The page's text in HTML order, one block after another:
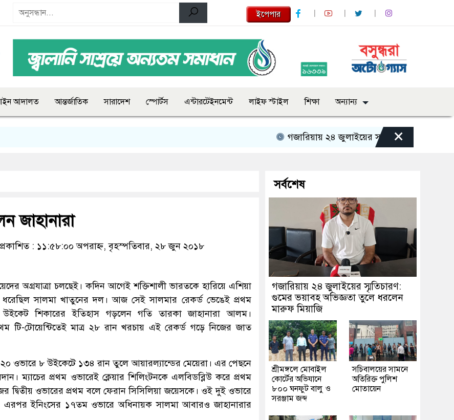
ইপেপার
আদালত আন্তর্জাতিক সারাদেশ স্পোর্টস এন্টারটেইনমেন্ট লাইফ স্টাইল শিক্ষা অন্যান্য
গজারিয়ায় ২৪ জুলাইয়ের স্মৃতিচারণ: গুমের ভয়াবহ
×
জাহানারা
প্রকাশিত : ১১:৫৮:০০ অপরাহ্ন, বৃহস্পতিবার, ২৮ জুন ২০১৮
অগ্রযাত্রা চলছেই। কদিন আগেই শক্তিশালী ভারতকে হারিয়ে এশিয়া
ধরেছিল সালমা খাতুনের দল। আজ সেই সালমার রেকর্ড ভেঙেই প্রথম
উইকেট শিকারের ইতিহাস গড়লেন গতি তারকা জাহানারা আলম।
টি-টোয়েন্টিতেই মাত্র ২৮ রান খরচায় এই রেকর্ড গড়ে নিজের জাত
২০ ওভারে ৮ উইকেটে ১৩৪ রান তুলে আয়ারল্যান্ডের মেয়েরা। এর পেছনে
ম্যাচের প্রথম ওভারেই ক্লেয়ার শিলিংটনকে এলবিডব্লিউ করে প্রথম
দ্বিতীয় ওভারের প্রথম বলে ফেরান সিসিলিয়া জয়েসকে। ওই দুই ওভারে
এরপর ইনিংসের ১৭তম ওভারে অধিনায়ক সালমা আবারও জাহানারার
সর্বশেষ
গজারিয়ায় ২৪ জুলাইয়ের স্মৃতিচারণ:
গুমের ভয়াবহ অভিজ্ঞতা তুলে ধরলেন
মারুফ মিয়াজি
শ্রীমঙ্গলে মোবাইল
কোর্টের অভিযানে
৮০০ ঘনফুট বালু ও
সরঞ্জাম জব্দ
সচিবালয়ের সামনে
অতিরিক্ত পুলিশ
মোতায়েন